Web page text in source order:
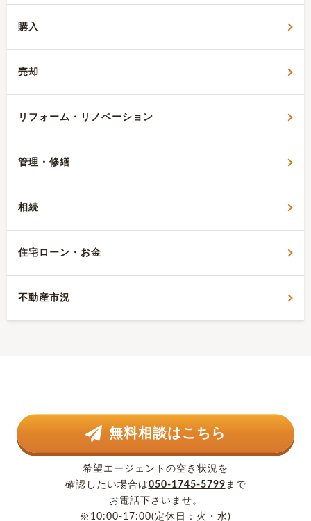
購入
売却
リフォーム・リノベーション
管理・修繕
相続
住宅ローン・お金
不動産市況
無料相談はこちら
希望エージェントの空き状況を
確認したい場合は050-1745-5799 まで
お電話下さいませ。
※10:00-17:00(定休日：火・水)